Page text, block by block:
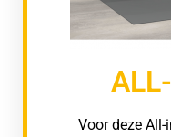
Voor deze